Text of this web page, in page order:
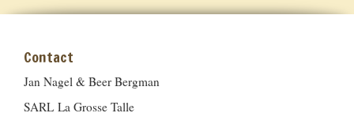
Contact
Jan Nagel & Beer Bergman
SARL La Grosse Talle